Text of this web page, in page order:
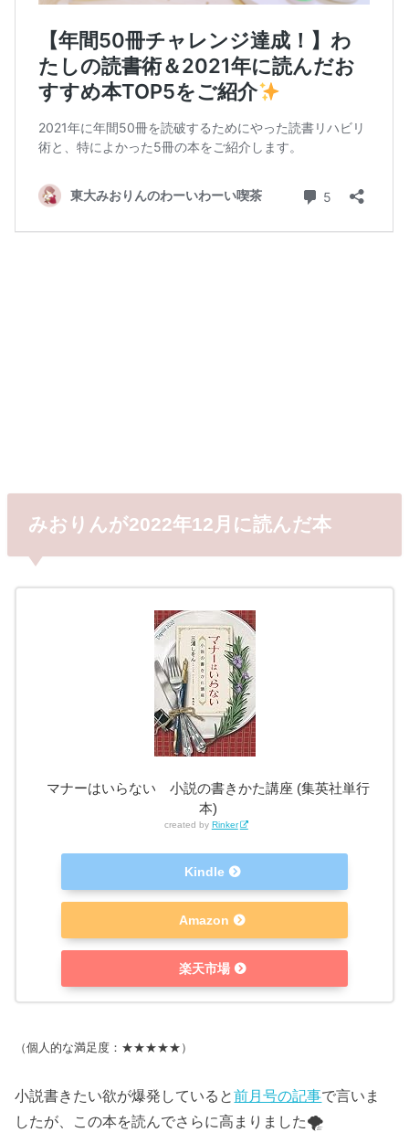
みおりんが2022年12月に読んだ本
マナーはいらない 小説の書きかた講座 (集英社単行
本)
created by Rinker
Kindle
Amazon
楽天市場
（個人的な満足度：★★★★★）
小説書きたい欲が爆発していると前月号の記事で言いま
したが、この本を読んでさらに高まりました🌪